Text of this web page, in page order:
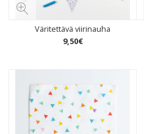
Väritettävä viirinauha
9,50€